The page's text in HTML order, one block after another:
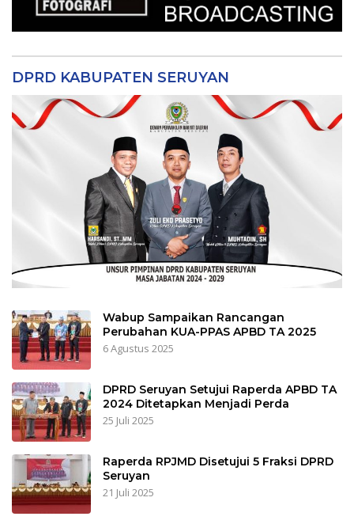
DPRD KABUPATEN SERUYAN
Wabup Sampaikan Rancangan
Perubahan KUA-PPAS APBD TA 2025
6 Agustus 2025
DPRD Seruyan Setujui Raperda APBD TA
2024 Ditetapkan Menjadi Perda
25 Juli 2025
Raperda RPJMD Disetujui 5 Fraksi DPRD
Seruyan
21 Juli 2025